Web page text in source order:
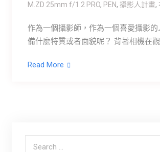
M.ZD 25mm f/1.2 PRO, PEN, 攝影人計畫,
作為一個攝影師，作為一個喜愛攝影
備什麼特質或者面貌呢？ 背著相機在觀
Read More